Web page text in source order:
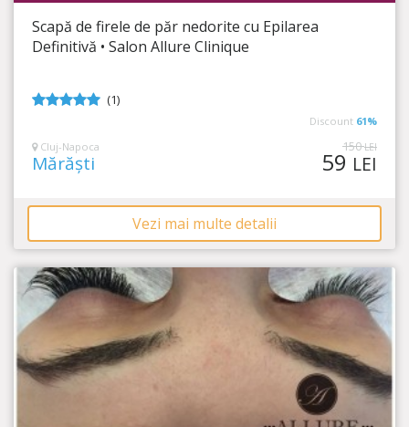
Timp Rămas
4:00:43
Scapă de firele de păr nedorite cu Epilarea
Definitivă • Salon Allure Clinique
(1)
Discount 61%
Cluj-Napoca
Mărăști
150LEI
59 LEI
Vezi mai multe detalii